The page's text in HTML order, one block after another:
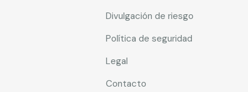
Divulgación de riesgo
Política de seguridad
Legal
Contacto